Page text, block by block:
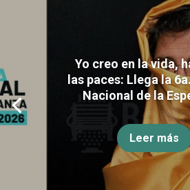
Yo creo en la vida,
las paces: Llega la
Nacional de la
Leer más